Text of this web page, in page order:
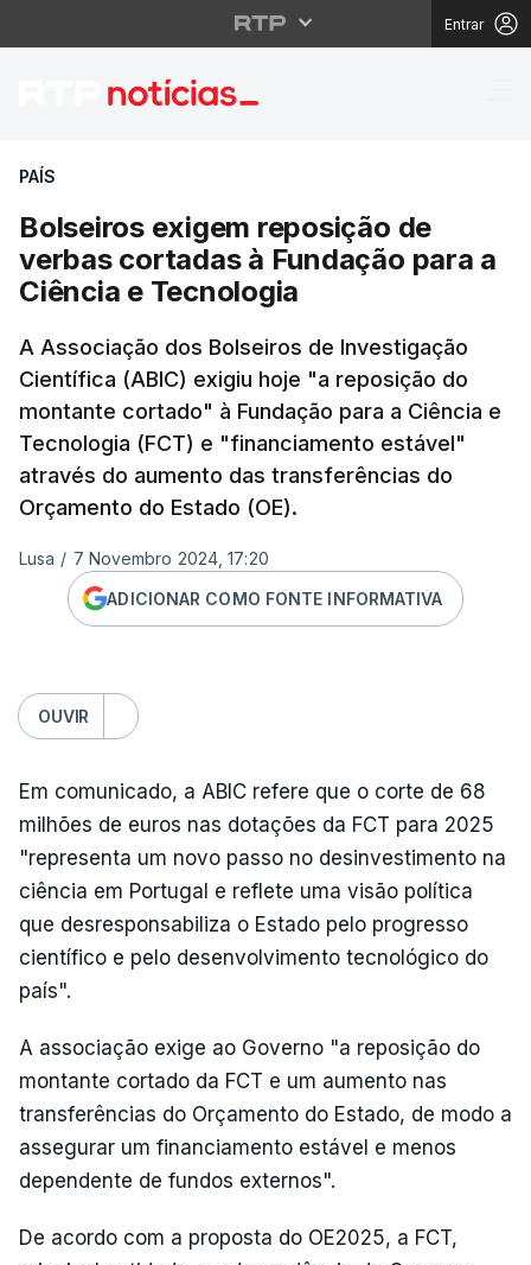
Entrar
Bolseiros exigem
PAÍS
Bolseiros exigem reposição de
verbas cortadas à Fundação para a
Ciência e Tecnologia
A Associação dos Bolseiros de Investigação
Científica (ABIC) exigiu hoje "a reposição do
montante cortado" à Fundação para a Ciência e
Tecnologia (FCT) e "financiamento estável"
através do aumento das transferências do
Orçamento do Estado (OE).
Lusa / 7 Novembro 2024, 17:20
ADICIONAR COMO FONTE INFORMATIVA
OUVIR
Em comunicado, a ABIC refere que o corte de 68
milhões de euros nas dotações da FCT para 2025
"representa um novo passo no desinvestimento na
ciência em Portugal e reflete uma visão política
que desresponsabiliza o Estado pelo progresso
científico e pelo desenvolvimento tecnológico do
país".
A associação exige ao Governo "a reposição do
montante cortado da FCT e um aumento nas
transferências do Orçamento do Estado, de modo a
assegurar um financiamento estável e menos
dependente de fundos externos".
De acordo com a proposta do OE2025, a FCT,